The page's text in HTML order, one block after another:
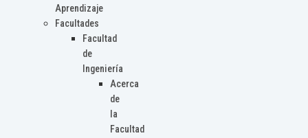
Aprendizaje
Facultades
Facultad
de
Ingeniería
Acerca
de
la
Facultad